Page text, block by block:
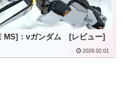
MS]：νガンダム [レビュー]
2026.02.01